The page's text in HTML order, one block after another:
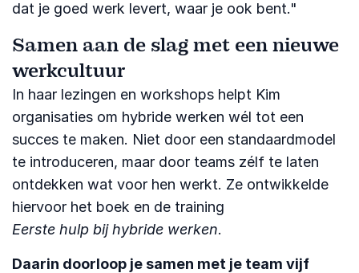
dat je goed werk levert, waar je ook bent."
Samen aan de slag met een nieuwe
werkcultuur
In haar lezingen en workshops helpt Kim
organisaties om hybride werken wél tot een
succes te maken. Niet door een standaardmodel
te introduceren, maar door teams zélf te laten
ontdekken wat voor hen werkt. Ze ontwikkelde
hiervoor het boek en de training
Eerste hulp bij hybride werken.
Daarin doorloop je samen met je team vijf